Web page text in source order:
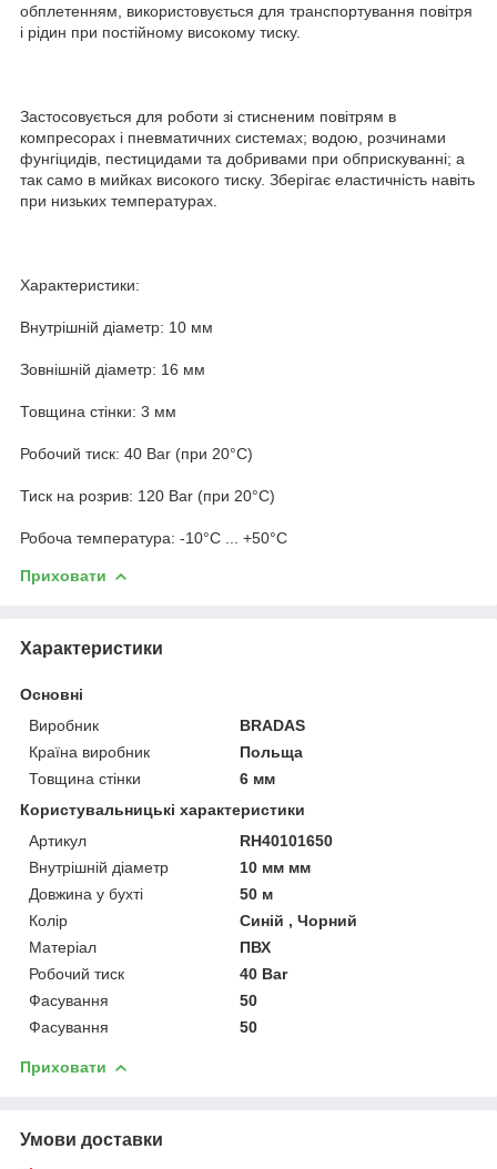
обплетенням, використовується для транспортування повітря
і рідин при постійному високому тиску.
Застосовується для роботи зі стисненим повітрям в
компресорах і пневматичних системах; водою, розчинами
фунгіцидів, пестицидами та добривами при обприскуванні; а
так само в мийках високого тиску. Зберігає еластичність навіть
при низьких температурах.
Характеристики:
Внутрішній діаметр: 10 мм
Зовнішній діаметр: 16 мм
Товщина стінки: 3 мм
Робочий тиск: 40 Bar (при 20°C)
Тиск на розрив: 120 Bar (при 20°C)
Робоча температура: -10°C ... +50°C
Приховати
Характеристики
Основні
Виробник
BRADAS
Країна виробник
Польща
Товщина стінки
6 мм
Користувальницькі характеристики
Артикул
RH40101650
Внутрішній діаметр
10 мм мм
Довжина у бухті
50 м
Колір
Синій , Чорний
Матеріал
ПВХ
Робочий тиск
40 Bar
Фасування
50
Фасування
50
Приховати
Умови доставки